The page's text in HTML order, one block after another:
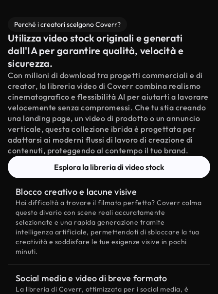
Perché i creatori scelgono Coverr?
Utilizza video stock originali e generati
dall'IA per garantire qualità, velocità e
sicurezza.
Con milioni di download tra progetti commerciali e di
creator, la libreria video di Coverr combina realismo
cinematografico e flessibilità AI per aiutarti a lavorare
velocemente senza compromessi. Che tu stia creando
una landing page, un video di prodotto o un annuncio
verticale, questa collezione ibrida è progettata per
adattarsi ai moderni flussi di lavoro di creazione di
contenuti, proteggendo al contempo il tuo brand.
Esplora la libreria di video stock
Blocco creativo e lacune visive
Hai difficoltà a trovare il filmato perfetto? Coverr colma
questo divario con scene reali accuratamente
selezionate e una rapida generazione tramite
intelligenza artificiale, permettendoti di sbloccare la tua
creatività e soddisfare le tue esigenze visive in pochi
minuti.
Social media e video di breve formato
La libreria di Coverr, ottimizzata per i social media, è